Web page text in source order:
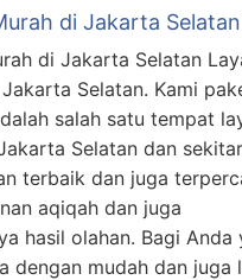
di Jakarta
di Jakarta Selatan
Selatan. Kami
salah satu tempat
Selatan dan
terbaik dan juga
aqiqah dan juga
hasil olahan. Bagi Anda
dengan mudah dan juga